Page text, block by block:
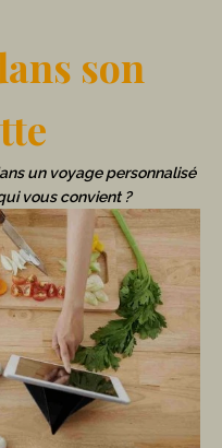
son
un voyage personnalisé
vous convient ?